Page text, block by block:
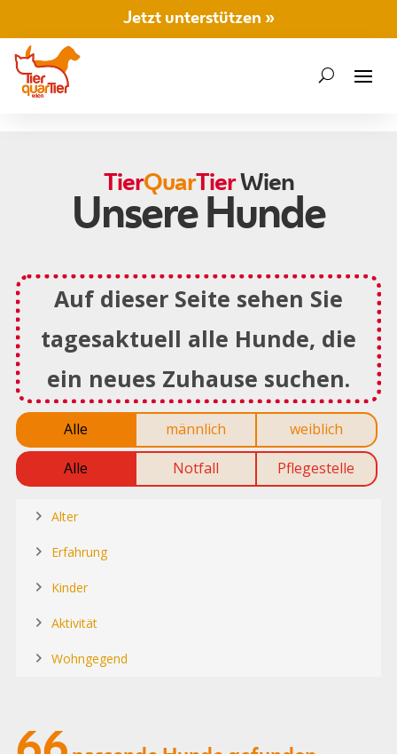
Jetzt unterstützen »
TierQuarTierWien
Unsere Hunde
Auf dieser Seite sehen Sie
tagesaktuell alle Hunde, die
ein neues Zuhause suchen.
Alle männlich
weiblich
Alle
Notfall Pflegestelle
Alter
Erfahrung
Kinder
Aktivität
Wohngegend